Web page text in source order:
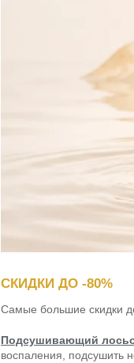
СКИДКИ ДО -80%
Самые большие скидки
Подсушивающий
воспаления, подсушить